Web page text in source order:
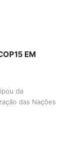
EM
da
das Nações